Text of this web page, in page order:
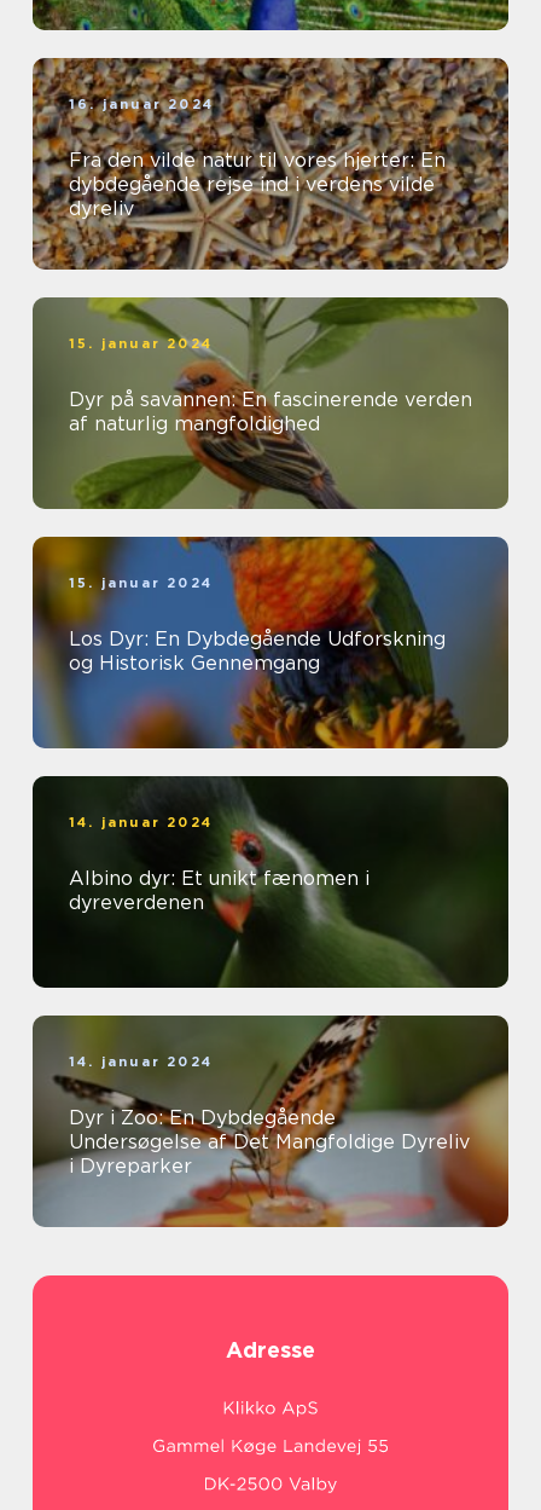
16. januar 2024
Fra den vilde natur til vores hjerter: En
dybdegående rejse ind i verdens vilde
dyreliv
15. januar 2024
Dyr på savannen: En fascinerende verden
af naturlig mangfoldighed
15. januar 2024
Los Dyr: En Dybdegående Udforskning
og Historisk Gennemgang
14. januar 2024
Albino dyr: Et unikt fænomen i
dyreverdenen
14. januar 2024
Dyr i Zoo: En Dybdegående
Undersøgelse af Det Mangfoldige Dyreliv
i Dyreparker
Adresse